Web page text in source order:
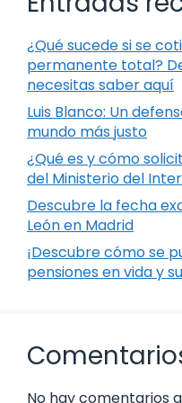
¿Qué sucede si se
permanente total?
necesitas saber aquí
Luis Blanco: Un
mundo más justo
¿Qué es y cómo
del Ministerio del
Descubre la fecha
León en Madrid
¡Descubre cómo se
pensiones en vida y
No hay comentarios